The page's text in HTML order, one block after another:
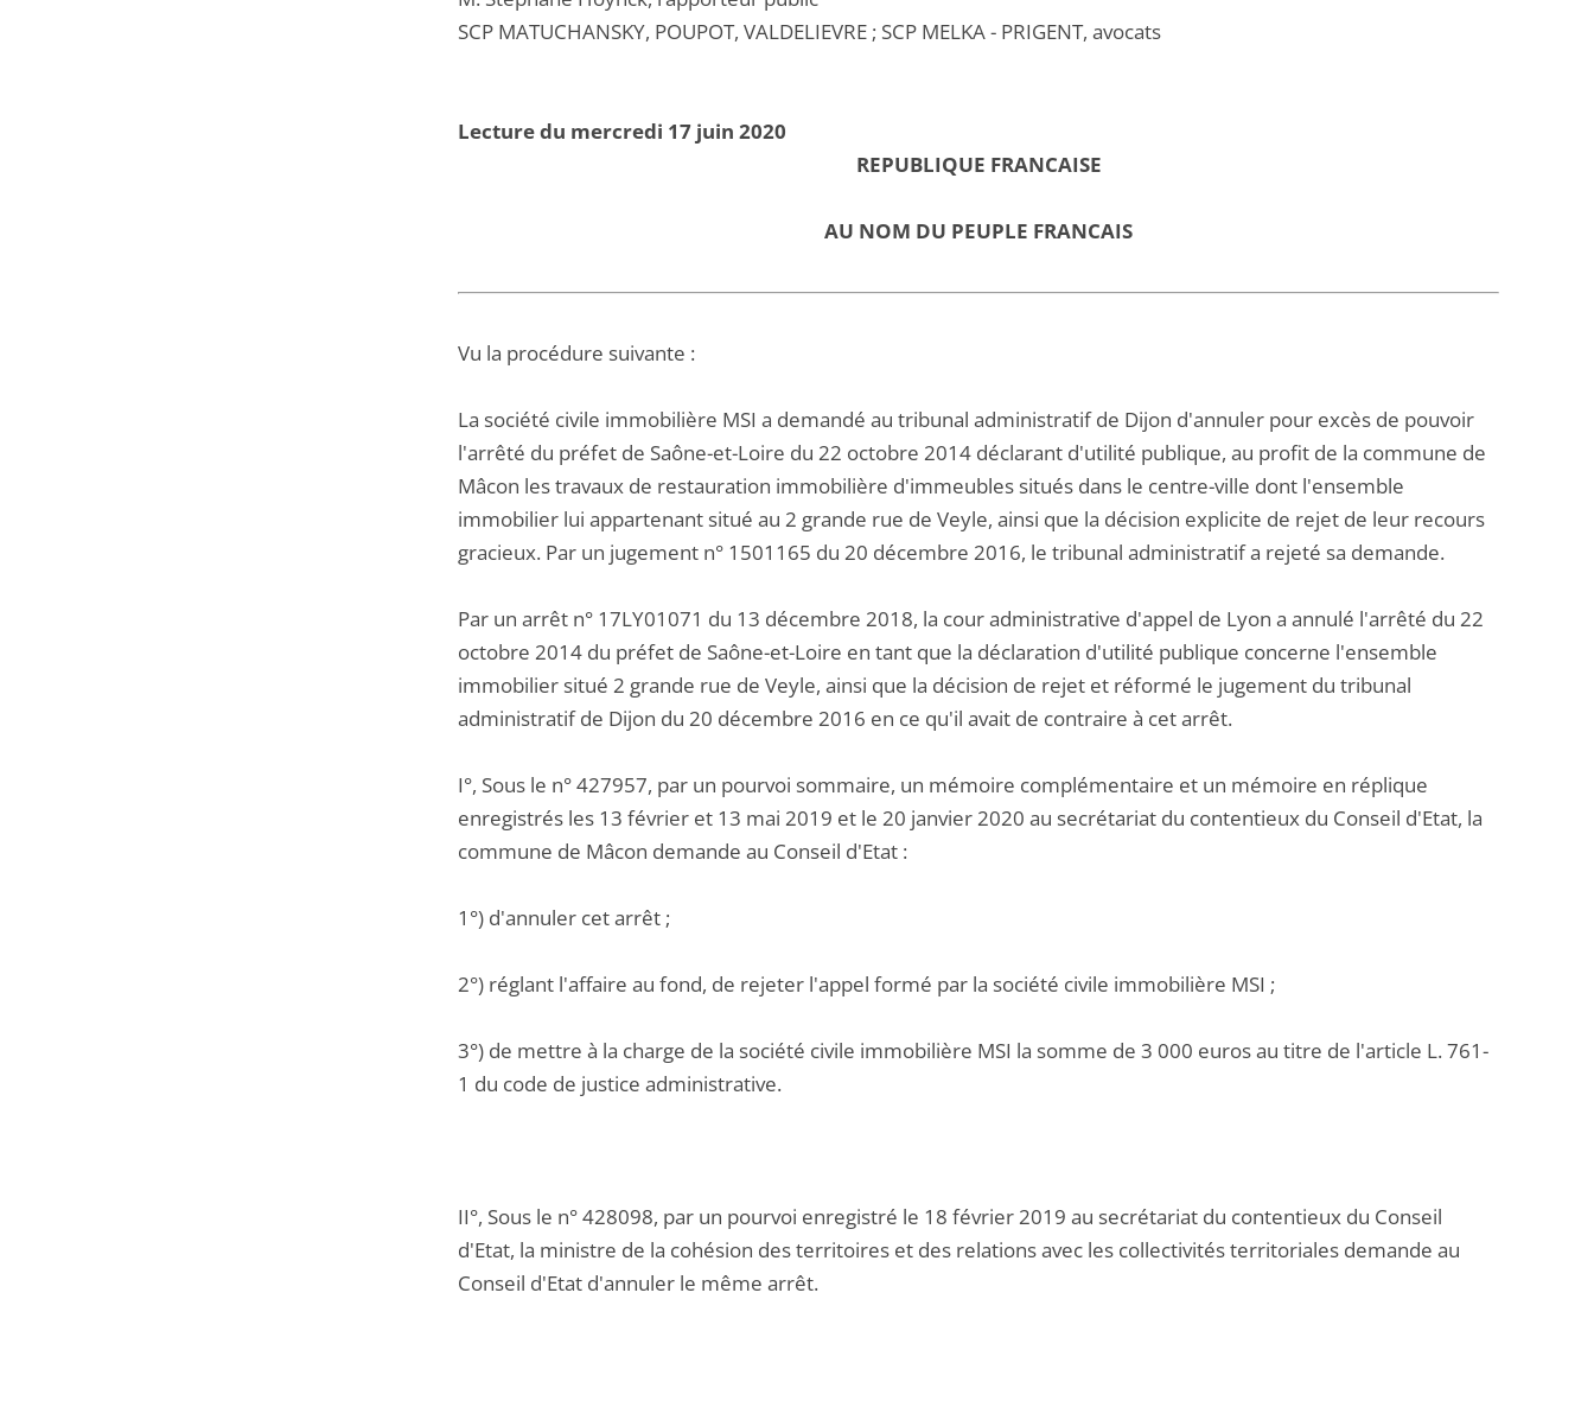
SCP MATUCHANSKY, POUPOT, VALDELIEVRE ; SCP MELKA - PRIGENT, avocats
Lecture du mercredi 17 juin 2020
REPUBLIQUE FRANCAISE
AU NOM DU PEUPLE FRANCAIS
Vu la procédure suivante :
La société civile immobilière MSI a demandé au tribunal administratif de Dijon d'annuler pour excès de pouvoir
l'arrêté du préfet de Saône-et-Loire du 22 octobre 2014 déclarant d'utilité publique, au profit de la commune de
Mâcon les travaux de restauration immobilière d'immeubles situés dans le centre-ville dont l'ensemble
immobilier lui appartenant situé au 2 grande rue de Veyle, ainsi que la décision explicite de rejet de leur recours
gracieux. Par un jugement n° 1501165 du 20 décembre 2016, le tribunal administratif a rejeté sa demande.
Par un arrêt n° 17LY01071 du 13 décembre 2018, la cour administrative d'appel de Lyon a annulé l'arrêté du 22
octobre 2014 du préfet de Saône-et-Loire en tant que la déclaration d'utilité publique concerne l'ensemble
immobilier situé 2 grande rue de Veyle, ainsi que la décision de rejet et réformé le jugement du tribunal
administratif de Dijon du 20 décembre 2016 en ce qu'il avait de contraire à cet arrêt.
I°, Sous le n° 427957, par un pourvoi sommaire, un mémoire complémentaire et un mémoire en réplique
enregistrés les 13 février et 13 mai 2019 et le 20 janvier 2020 au secrétariat du contentieux du Conseil d'Etat, la
commune de Mâcon demande au Conseil d'Etat :
1°) d'annuler cet arrêt ;
2°) réglant l'affaire au fond, de rejeter l'appel formé par la société civile immobilière MSI ;
3°) de mettre à la charge de la société civile immobilière MSI la somme de 3 000 euros au titre de l'article L. 761-
1 du code de justice administrative.
II°, Sous le n° 428098, par un pourvoi enregistré le 18 février 2019 au secrétariat du contentieux du Conseil
d'Etat, la ministre de la cohésion des territoires et des relations avec les collectivités territoriales demande au
Conseil d'Etat d'annuler le même arrêt.